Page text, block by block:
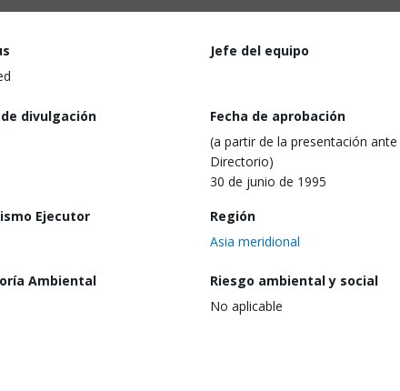
Jefe del equipo
de divulgación
Fecha de aprobación
(a partir de la presentación ante
Directorio)
30 de junio de 1995
Ejecutor
Región
Asia meridional
Ambiental
Riesgo ambiental y social
No aplicable